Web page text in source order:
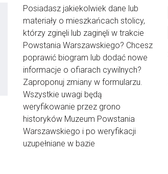
Posiadasz jakiekolwiek dane lub
materiały o mieszkańcach stolicy,
którzy zginęli lub zaginęli w trakcie
Powstania Warszawskiego? Chcesz
poprawić biogram lub dodać nowe
informacje o ofiarach cywilnych?
Zaproponuj zmiany w formularzu.
Wszystkie uwagi będą
weryfikowanie przez grono
historyków Muzeum Powstania
Warszawskiego i po weryfikacji
uzupełniane w bazie